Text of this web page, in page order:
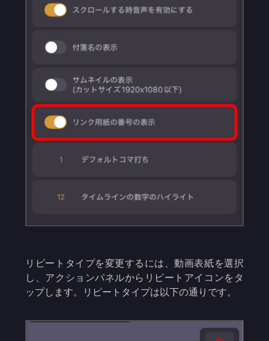
リピートタイプを変更するには、動画表紙を選択
し、アクションパネルからリピートアイコンをタ
ップします。リピートタイプは以下の通りです。